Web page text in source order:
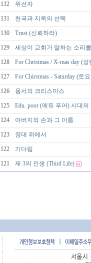
132 위선자
131 천국과 지옥의 선택
130 Trust (신뢰하라)
129 세상이 교회가 말하는 소리
128 For Christmas / X-mas day (
127 For Chirstmas - Saturday (토
126 용서의 크리스마스
125 Edu. poor (에듀 푸어) 시대
124 아버지의 손과 그 이름
123 장대 위에서
122 기다림
121 제 3의 인생 (Third Life)